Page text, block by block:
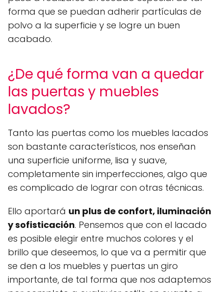
forma que se puedan adherir partículas de
polvo a la superficie y se logre un buen
acabado.
¿De qué forma van a quedar
las puertas y muebles
lavados?
Tanto las puertas como los muebles lacados
son bastante característicos, nos enseñan
una superficie uniforme, lisa y suave,
completamente sin imperfecciones, algo que
es complicado de lograr con otras técnicas.
Ello aportará un plus de confort, iluminación
y sofisticación. Pensemos que con el lacado
es posible elegir entre muchos colores y el
brillo que deseemos, lo que va a permitir que
se den a los muebles y puertas un giro
importante, de tal forma que nos adaptemos